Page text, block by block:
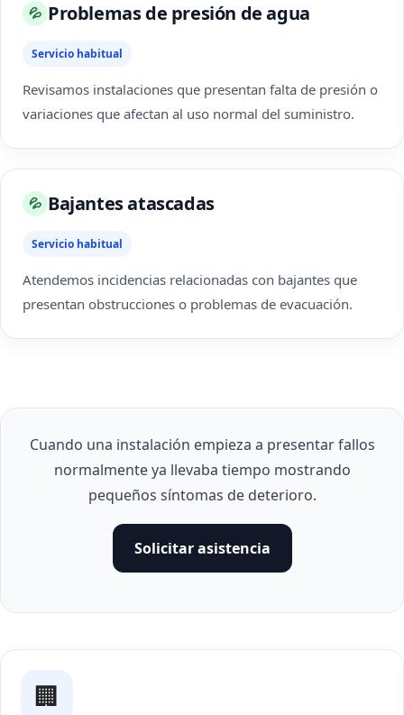
💦 Problemas de presión de agua
Servicio habitual
Revisamos instalaciones que presentan falta de presión o
variaciones que afectan al uso normal del suministro.
💦 Bajantes atascadas
Servicio habitual
Atendemos incidencias relacionadas con bajantes que
presentan obstrucciones o problemas de evacuación.
Cuando una instalación empieza a presentar fallos
normalmente ya llevaba tiempo mostrando
pequeños síntomas de deterioro.
Solicitar asistencia
🏢